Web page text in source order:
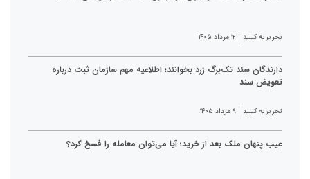
تحریریه کیلید ۱۲ مرداد ۱۴۰۵
دارندگان سند تک‌برگ زرد بخوانند؛ اطلاعیه مهم سازمان ثبت درباره
تعویض سند
تحریریه کیلید ۹ مرداد ۱۴۰۵
عیب پنهان ملک بعد از خرید؛ آیا می‌توان معامله را فسخ کرد؟